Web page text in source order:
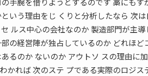
いう理由をじ くりと分析したなら 次
ルス中心の会社なのか 製造部門が主
の経営陣が独占しているのか どれほど
るのか ないのか アウトソ スの理由に
かれば 次のステ プである実際のロジ